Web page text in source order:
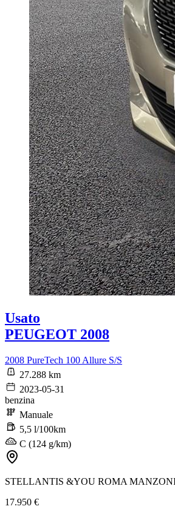
Usato
PEUGEOT 2008
2008 PureTech 100 Allure S/S
27.288 km
2023-05-31
benzina
Manuale
5,5 l/100km
C (124 g/km)
STELLANTIS &YOU ROMA
17.950 €